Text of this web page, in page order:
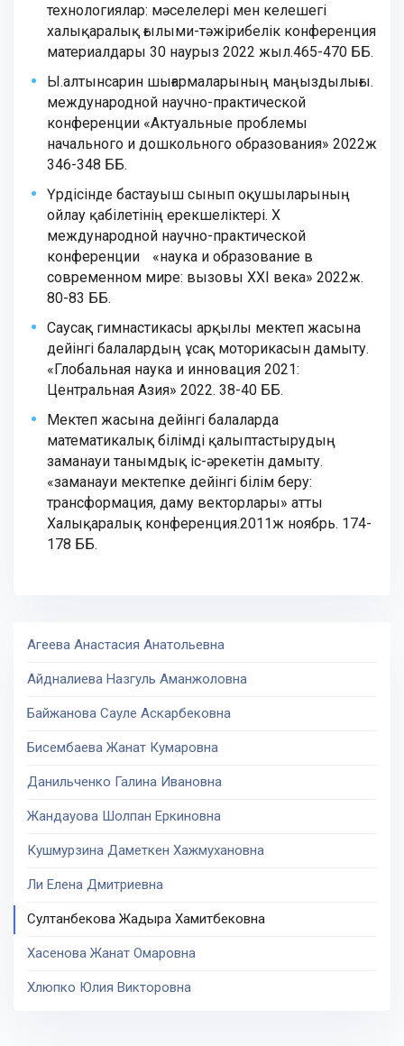
технологиялар: мәселелері мен келешегі
халықаралық ғылыми-тәжірибелік конференция
материалдары 30 наурыз 2022 жыл.465-470 ББ.
Ы.алтынсарин шығармаларының маңыздылығы.
международной научно-практической
конференции «Актуальные проблемы
начального и дошкольного образования» 2022ж
346-348 ББ.
Үрдісінде бастауыш сынып оқушыларының
ойлау қабілетінің ерекшеліктері. X
международной научно-практической
конференции «наука и образование в
современном мире: вызовы ХХI века» 2022ж.
80-83 ББ.
Саусақ гимнастикасы арқылы мектеп жасына
дейінгі балалардың ұсақ моторикасын дамыту.
«Глобальная наука и инновация 2021:
Центральная Азия» 2022. 38-40 ББ.
Мектеп жасына дейінгі балаларда
математикалық білімді қалыптастырудың
заманауи танымдық іс-әрекетін дамыту.
«заманауи мектепке дейінгі білім беру:
трансформация, даму векторлары» атты
Халықаралық конференция.2011ж ноябрь. 174-
178 ББ.
Агеева Анастасия Анатольевна
Айдналиева Назгуль Аманжоловна
Байжанова Сауле Аскарбековна
Бисембаева Жанат Кумаровна
Данильченко Галина Ивановна
Жандауова Шолпан Еркиновна
Кушмурзина Даметкен Хажмухановна
Ли Елена Дмитриевна
Султанбекова Жадыра Хамитбековна
Хасенова Жанат Омаровна
Хлюпко Юлия Викторовна